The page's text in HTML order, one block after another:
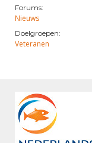
Forums:
Nieuws
Doelgroepen:
Veteranen